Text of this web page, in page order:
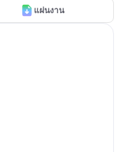
แผ่นงาน